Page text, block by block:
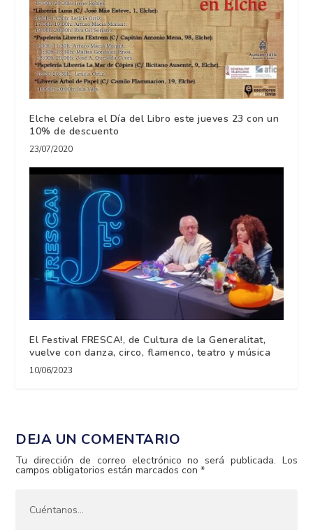
Elche celebra el Día del Libro este jueves 23 con un
10% de descuento
23/07/2020
El Festival FRESCA!, de Cultura de la Generalitat,
vuelve con danza, circo, flamenco, teatro y música
10/06/2023
DEJA UN COMENTARIO
Tu dirección de correo electrónico no será publicada. Los
campos obligatorios están marcados con*